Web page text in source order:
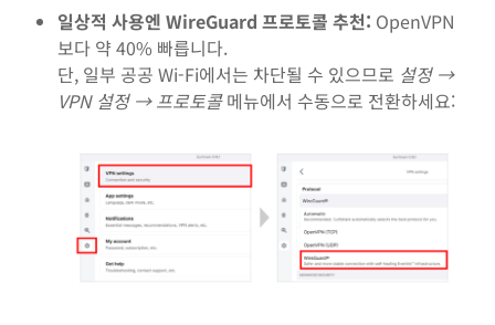
일상적 사용엔 WireGuard 프로토콜 추천: OpenVPN
보다 약 40% 빠릅니다.
단, 일부 공공 Wi-Fi에서는 차단될 수 있으므로 설정 →
VPN 설정 → 프로토콜메뉴에서 수동으로 전환하세요: